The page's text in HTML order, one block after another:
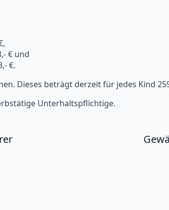
€ und
€.
Dieses beträgt derzeit für jedes Kind
Unterhaltspflichtige.